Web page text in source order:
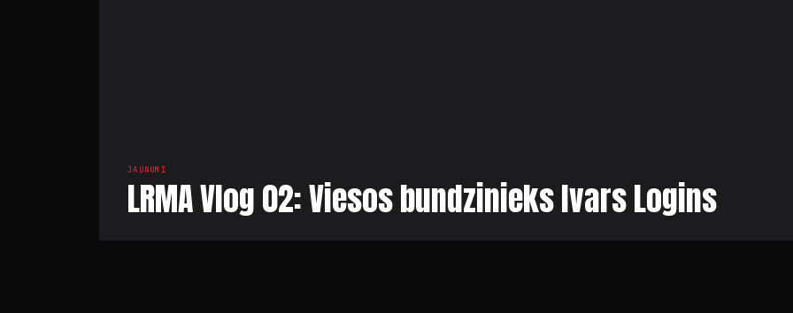
JAUNUMI
LRMA Vlog 02: Viesos bundzinieks Ivars Logins